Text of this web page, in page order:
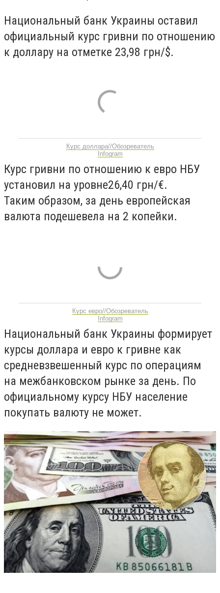
Национальный банк Украины оставил
официальный курс гривни по отношению
к доллару на отметке 23,98 грн/$.
Курс доллара//Обозреватель
Infogram
Курс гривни по отношению к евро НБУ
установил на уровне26,40 грн/€.
Таким образом, за день европейская
валюта подешевела на 2 копейки.
Курс евро//Обозреватель
Infogram
Национальный банк Украины формирует
курсы доллара и евро к гривне как
средневзвешенный курс по операциям
на межбанковском рынке за день. По
официальному курсу НБУ население
покупать валюту не может.